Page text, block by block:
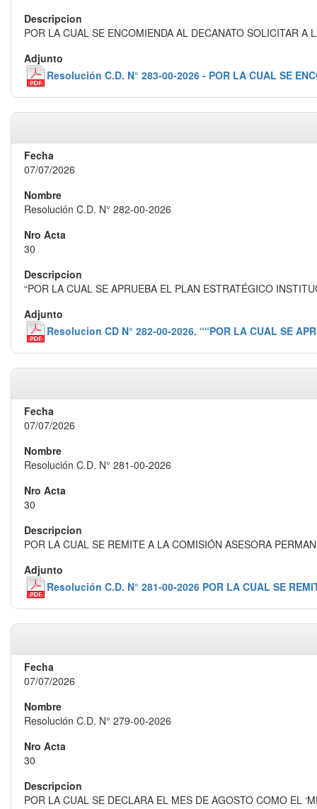
POR LA CUAL SE ENCOMIENDA AL DECANATO SOLICITAR
Resolución C.D. N° 283-00-2026 - POR LA CUAL SE
07/07/2026
Resolución C.D. N° 282-00-2026
30
“POR LA CUAL SE APRUEBA EL PLAN ESTRATÉGICO
Resolucion CD N° 282-00-2026. ““POR LA CUAL SE
07/07/2026
Resolución C.D. N° 281-00-2026
30
POR LA CUAL SE REMITE A LA COMISIÓN ASESORA
Resolución C.D. N° 281-00-2026 POR LA CUAL SE
07/07/2026
Resolución C.D. N° 279-00-2026
30
POR LA CUAL SE DECLARA EL MES DE AGOSTO COMO EL